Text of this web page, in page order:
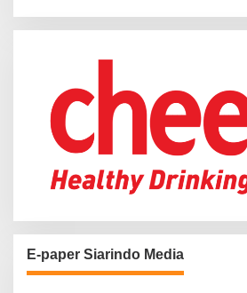
o
E-paper Siarindo Media